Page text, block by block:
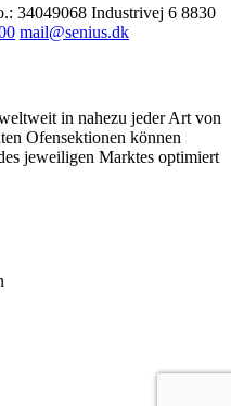
34049068 Industrivej 6 8830
mail@senius.dk
in nahezu jeder Art von
Ofensektionen können
jeweiligen Marktes optimiert